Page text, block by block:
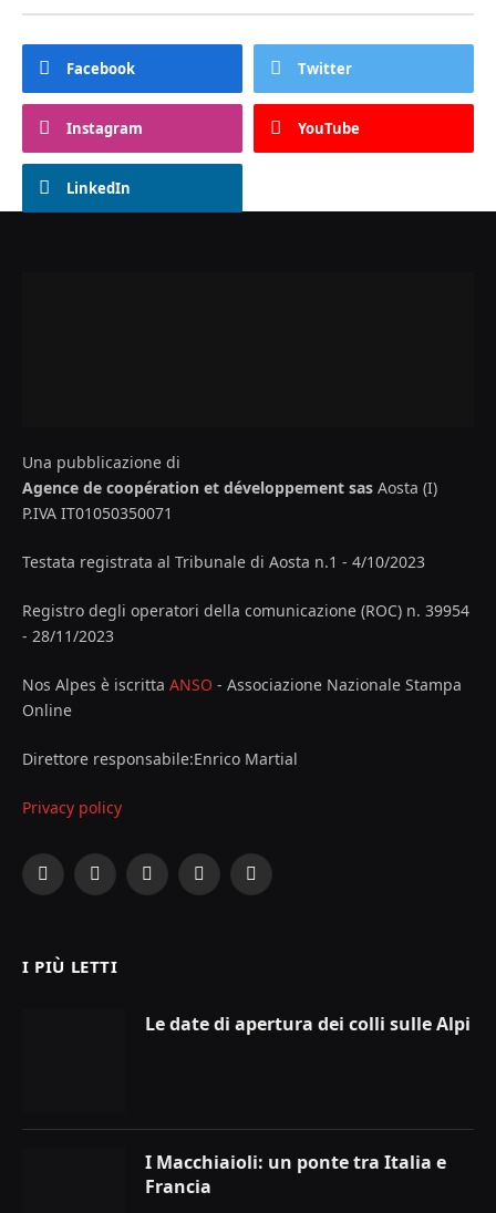
Facebook Twitter
Instagram YouTube
LinkedIn
Una pubblicazione di
Agence de coopération et développement sas Aosta (I)
P.IVA IT01050350071
Testata registrata al Tribunale di Aosta n.1 - 4/10/2023
Registro degli operatori della comunicazione (ROC) n. 39954
- 28/11/2023
Nos Alpes è iscritta ANSO - Associazione Nazionale Stampa
Online
Direttore responsabile:Enrico Martial
Privacy policy
Facebook
X
InstagramYouTubeLinkedIn
I PIÙ LETTI
Le date di apertura dei colli sulle Alpi
I Macchiaioli: un ponte tra Italia e
Francia